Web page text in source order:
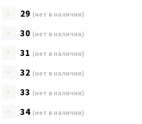
+ 29 (нет в наличии)
+ 30 (нет в наличии)
+ 31 (нет в наличии)
+ 32 (нет в наличии)
+ 33 (нет в наличии)
+ 34 (нет в наличии)